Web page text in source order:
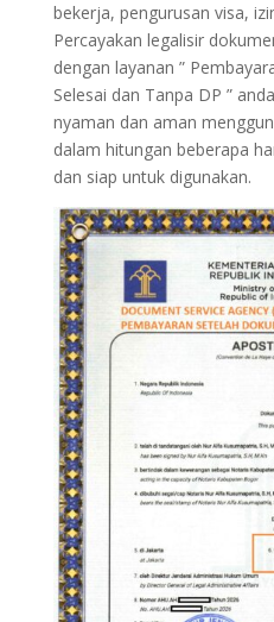
bekerja, pengurusan visa,
Percayakan legalisir
dengan layanan ”
Selesai dan Tanpa DP ”
nyaman dan aman
dalam hitungan beberapa
dan siap untuk digunakan.